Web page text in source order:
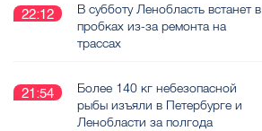
22:12
В субботу Ленобласть встанет в
пробках из-за ремонта на
трассах
21:54
Более 140 кг небезопасной
рыбы изъяли в Петербурге и
Ленобласти за полгода